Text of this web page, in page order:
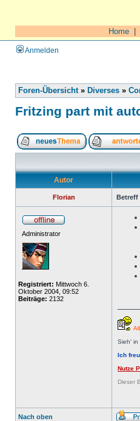
Home
Anmelden
Foren-Übersicht» Diverses »
Fritzing part mit
Autor
Florian Betreff
Administrator
Registriert: Mittwoch 6.
Oktober 2004, 09:52
Beiträge: 2132
Sieh' in
Ich
Nutze
Dieser
Nach oben